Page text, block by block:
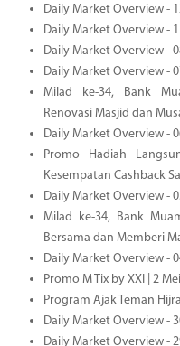
Daily Market Overview -
Daily Market Overview -
Daily Market Overview -
Daily Market Overview -
Milad ke-34, Bank
Renovasi Masjid dan
Daily Market Overview -
Promo Hadiah
Kesempatan Cashback
Daily Market Overview -
Milad ke-34, Bank
Bersama dan Memberi
Daily Market Overview -
Promo M Tix by XXI | 2
Program Ajak Teman
Daily Market Overview -
Daily Market Overview -